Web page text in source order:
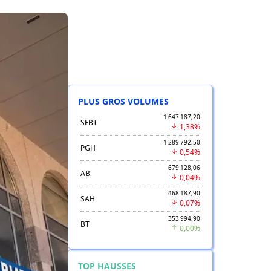
PLUS GROS VOLUMES
SFBT
1 647 187,20
1,38%
PGH
1 289 792,50
0,54%
AB
679 128,06
0,04%
SAH
468 187,90
0,07%
BT
353 994,90
0,00%
TOP HAUSSES